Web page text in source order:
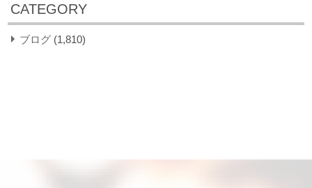
CATEGORY
ブログ (1,810)